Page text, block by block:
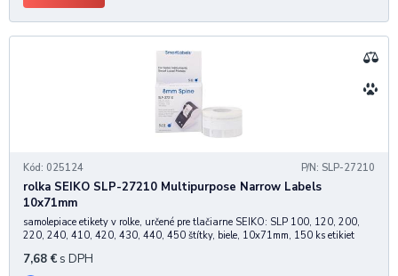
Kód: 025124 P/N: SLP-27210
rolka SEIKO SLP-27210 Multipurpose Narrow Labels
10x71mm
samolepiace etikety v rolke, určené pre tlačiarne SEIKO: SLP 100, 120, 200,
220, 240, 410, 420, 430, 440, 450 štítky, biele, 10x71mm, 150 ks etikiet
7,68 € s DPH